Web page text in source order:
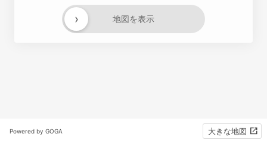
地図を表示
›
Powered by GOGA 大きな地図